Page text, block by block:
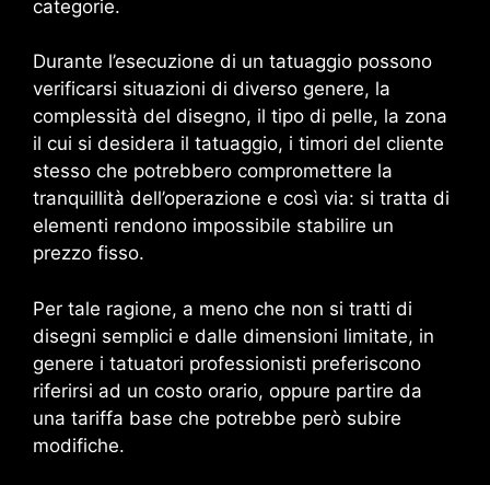
categorie.
Durante l’esecuzione di un tatuaggio possono
verificarsi situazioni di diverso genere, la
complessità del disegno, il tipo di pelle, la zona
il cui si desidera il tatuaggio, i timori del cliente
stesso che potrebbero compromettere la
tranquillità dell’operazione e così via: si tratta di
elementi rendono impossibile stabilire un
prezzo fisso.
Per tale ragione, a meno che non si tratti di
disegni semplici e dalle dimensioni limitate, in
genere i tatuatori professionisti preferiscono
riferirsi ad un costo orario, oppure partire da
una tariffa base che potrebbe però subire
modifiche.